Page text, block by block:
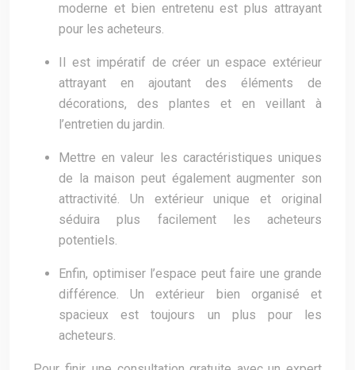
moderne et bien entretenu est plus attrayant
pour les acheteurs.
Il est impératif de créer un espace extérieur
attrayant en ajoutant des éléments de
décorations, des plantes et en veillant à
l’entretien du jardin.
Mettre en valeur les caractéristiques uniques
de la maison peut également augmenter son
attractivité. Un extérieur unique et original
séduira plus facilement les acheteurs
potentiels.
Enfin, optimiser l’espace peut faire une grande
différence. Un extérieur bien organisé et
spacieux est toujours un plus pour les
acheteurs.